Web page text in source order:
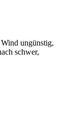
ungünstig,
schwer,